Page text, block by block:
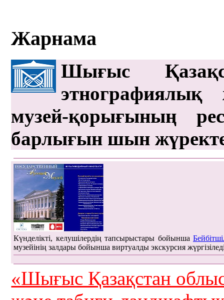
Жарнама
Шығыс
этнографиялық
музей-қорығының
барлығын шын
Күнделікті, келушілердің тапсырыстары бойынша
музейінің залдары бойынша виртуалды экскурсия
«Шығыс Қазақстан